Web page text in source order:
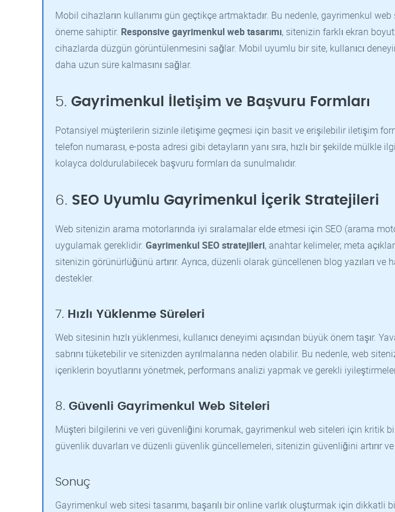
Mobil cihazların kullanımı gün geçtikçe artmaktadır. Bu nedenle, gayrimenkul
öneme sahiptir. Responsive gayrimenkul web tasarımı, sitenizin farklı ekran
cihazlarda düzgün görüntülenmesini sağlar. Mobil uyumlu bir site, kullanıcı
daha uzun süre kalmasını sağlar.
5. Gayrimenkul İletişim ve Başvuru Formları
Potansiyel müşterilerin sizinle iletişime geçmesi için basit ve erişilebilir iletişim
telefon numarası, e-posta adresi gibi detayların yanı sıra, hızlı bir şekilde mülkle
kolayca doldurulabilecek başvuru formları da sunulmalıdır.
6. SEO Uyumlu Gayrimenkul İçerik Stratejileri
Web sitenizin arama motorlarında iyi sıralamalar elde etmesi için SEO (arama
uygulamak gereklidir. Gayrimenkul SEO stratejileri, anahtar kelimeler, meta
sitenizin görünürlüğünü artırır. Ayrıca, düzenli olarak güncellenen blog yazıları ve
destekler.
7. Hızlı Yüklenme Süreleri
Web sitesinin hızlı yüklenmesi, kullanıcı deneyimi açısından büyük önem taşır.
sabrını tüketebilir ve sitenizden ayrılmalarına neden olabilir. Bu nedenle, web
içeriklerin boyutlarını yönetmek, performans analizi yapmak ve gerekli
8. Güvenli Gayrimenkul Web Siteleri
Müşteri bilgilerini ve veri güvenliğini korumak, gayrimenkul web siteleri için kritik
güvenlik duvarları ve düzenli güvenlik güncellemeleri, sitenizin güvenliğini artırır ve
Sonuç
Gayrimenkul web sitesi tasarımı, başarılı bir online varlık oluşturmak için dikkatli